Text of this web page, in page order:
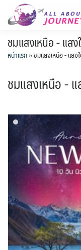
AFG อัฟกานิสถาน
เอเชียกลาง 6
BRN บรูไน 0
IND อินเดีย 21
IRN อิหร่าน 0
Balkan บอลข่าน 1
MNE มอนเตเนโกร
ล่าแสงเหนือ-ใต้ 11
ยุโรปตะวันออก
AZE อาเซอร์ไบจาน
0
อเมริกาใต้
CUB คิวบา 0
CHL ชิลี 3
PER เปรู
เม็กซิโก คิวบา 1
ทัวร์ ล่องเรือสำราญ
ทัวร์ ล่องเรือสำราญ
แอฟริกาใต้ -
ขั้วโลกใต้ 2
แทนซาเนีย -
ไมโครนีเซีย -
ตูนีเซีย - Tunisia 1
แอลจีเรีย - Algeria
ล่องเรือดินเนอร์ วัน
ล่องเรือดินเนอร์วัน
ล่องเรือดินเนอร์แม่
าพระยา
ล่องเรือโปรแกรมอ
ล่องเรือ รอบ
ล่องเรือเหมาลำ /
อยอร์ช / Speed Boat
เรือยอร์ช /
บ Join ทั่วประเทศ
72
ตั๋วสวนสนุก 0
บุฟเฟต์ใบหยก 7
ตั๋วเรือ Hop-on
โปรแกรมทัวร์ทั่วไทย
พิเศษ! ล่องเรือเท
ยา
ห้องพักราคาพิเศษ
ข่าวที่น่าสนใจ
ความรู้ทั่วไป
สถานที่ท่องเที่ยว
ชมแสงเหนือ - แสง
หน้าแรก»ชมแสงเหนือ - แสง
ชมแสงเหนือ -